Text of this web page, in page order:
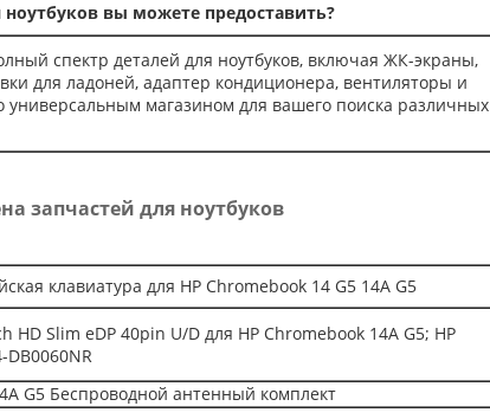
ноутбуков вы можете предоставить?
спектр деталей для ноутбуков, включая ЖК-экраны,
для ладоней, адаптер кондиционера, вентиляторы и
универсальным магазином для вашего поиска различных
запчастей для ноутбуков
клавиатура для HP Chromebook 14 G5 14A G5
HD Slim eDP 40pin U/D для HP Chromebook 14A G5; HP
DB0060NR
G5 Беспроводной антенный комплект